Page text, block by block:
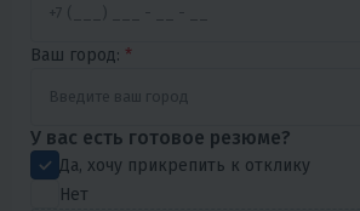
Ваш город: *
У вас есть готовое резюме?
Да, хочу прикрепить к отклику
Нет